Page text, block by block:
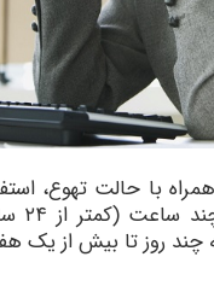
با حالت تهوع،
گوش،
روز تا بیش از یک